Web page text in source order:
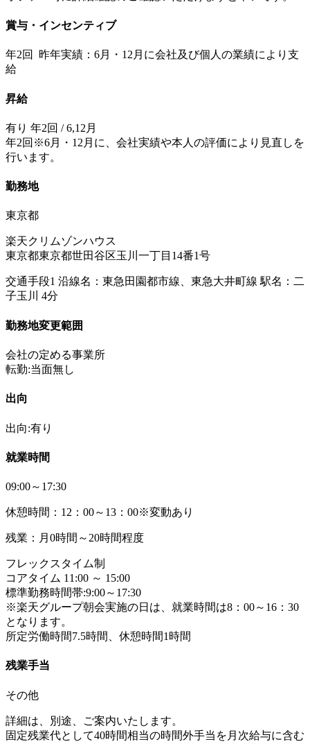
賞与・インセンティブ
年2回 昨年実績：6月・12月に会社及び個人の業績により支
給
昇給
有り 年2回 / 6,12月
年2回※6月・12月に、会社実績や本人の評価により見直しを
行います。
勤務地
東京都
楽天クリムゾンハウス
東京都東京都世田谷区玉川一丁目14番1号
交通手段1 沿線名：東急田園都市線、東急大井町線 駅名：二
子玉川 4分
勤務地変更範囲
会社の定める事業所
転勤:当面無し
出向
出向:有り
就業時間
09:00～17:30
休憩時間：12：00～13：00※変動あり
残業：月0時間～20時間程度
フレックスタイム制
コアタイム 11:00 ～ 15:00
標準勤務時間帯:9:00～17:30
※楽天グループ朝会実施の日は、就業時間は8：00～16：30
となります。
所定労働時間7.5時間、休憩時間1時間
残業手当
その他
詳細は、別途、ご案内いたします。
固定残業代として40時間相当の時間外手当を月次給与に含む